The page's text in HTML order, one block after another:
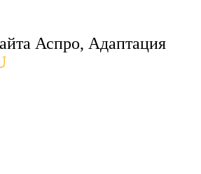
Аспро, Адаптация